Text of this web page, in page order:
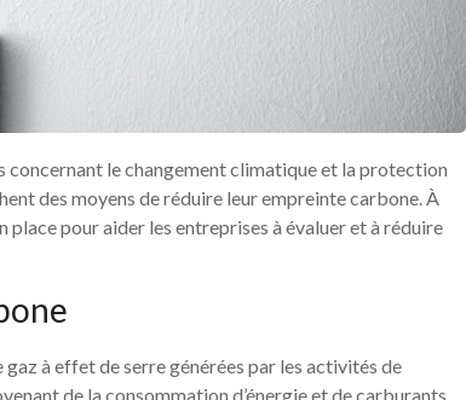
le changement climatique et la protection
des moyens de réduire leur empreinte carbone. À
place pour aider les entreprises à évaluer et à réduire
à effet de serre générées par les activités de
de la consommation d’énergie et de carburants,